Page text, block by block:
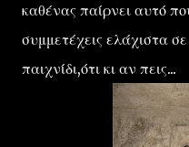
καθένας παίρνει αυτό
συμμετέχεις ελάχιστα
παιχνίδι,ότι κι αν πεις...